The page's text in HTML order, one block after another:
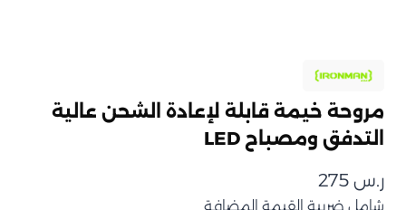
مروحة خيمة قابلة لإعادة الشحن عالية
التدفق ومصباح LED
ر.س
شامل ضريبة القيمة المضافة